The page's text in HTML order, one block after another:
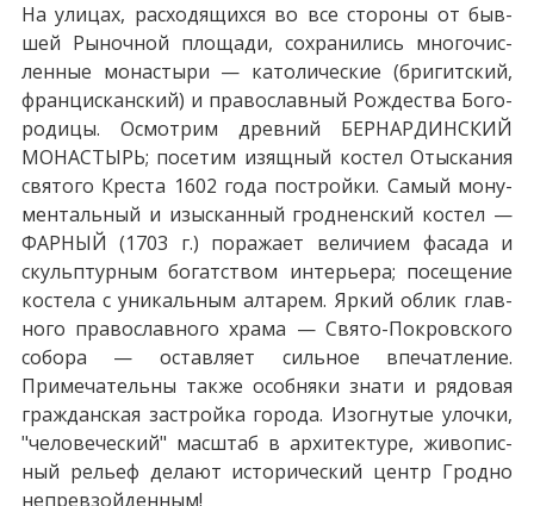
На ули­цах, рас­хо­дя­щих­ся во все сто­ро­ны от быв­
шей Рыночной пло­ща­ди, со­хра­ни­лись мно­го­чис­
лен­ные мо­на­сты­ри — ка­то­ли­че­ские (бри­гит­ский,
фран­цис­кан­ский) и пра­во­слав­ный Рож­де­ства Бо­го­
ро­ди­цы. Осмотрим древний БЕРНАРДИНСКИЙ
МОНАСТЫРЬ; по­се­тим изящ­ный ко­стел Отыскания
святого Креста 1602 го­да постройки. Са­мый мо­ну­
мен­таль­ный и изыс­кан­ный грод­нен­ский ко­стел —
ФАРНЫЙ (1703 г.) по­ра­жа­ет ве­ли­чи­ем фа­са­да и
скульп­тур­ным бо­гат­ством ин­те­рье­ра; посещение
ко­сте­ла с уни­каль­ным ал­та­рем. Яркий об­лик глав­
но­го пра­во­слав­но­го хра­ма — Свято-Покровского
со­бо­ра — остав­ля­ет сильное впе­чат­ле­ние.
Примечательны так­же особ­ня­ки зна­ти и ря­до­вая
граж­дан­ская за­строй­ка го­ро­да. Изогнутые улоч­ки,
"че­ло­ве­че­ский" мас­штаб в ар­хи­тек­ту­ре, жи­во­пис­
ный ре­льеф де­ла­ют ис­то­ри­че­ский центр Грод­но
непревзойденным!